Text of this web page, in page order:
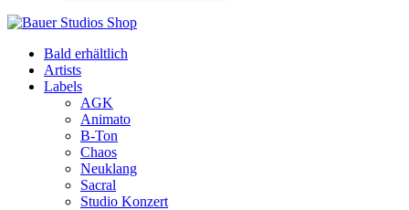
Bald erhältlich
Artists
Labels
AGK
Animato
B-Ton
Chaos
Neuklang
Sacral
Studio Konzert